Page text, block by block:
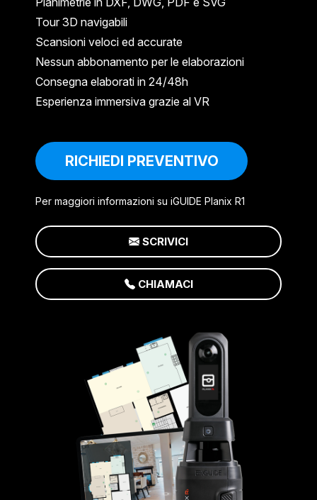
Tour 3D navigabili
Scansioni veloci ed accurate
Nessun abbonamento per le elaborazioni
Consegna elaborati in 24/48h
Esperienza immersiva grazie al VR
RICHIEDI PREVENTIVO
Per maggiori informazioni su iGUIDE Planix R1
SCRIVICI
CHIAMACI